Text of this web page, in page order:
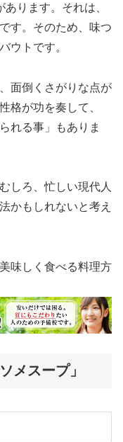
ります。それは、
す。そのため、味つ
ウトです。
面倒くさがりな点が
格が功を奏して、
れる事」もありま
しろ、忙しい現代人
かもしれないと考え
味しく食べる料理方
メスープ」